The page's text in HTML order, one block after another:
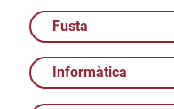
Fusta
Informàtica